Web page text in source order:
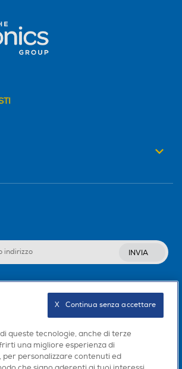
INVIA
app
queste tecnologie, anche di terze
una migliore esperienza di
per personalizzare contenuti ed
X   Continua senza accettare